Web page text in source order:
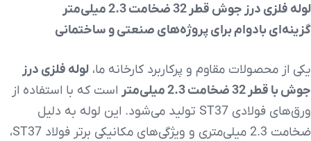
لوله فلزی درز جوش قطر 32 ضخامت 2.3 میلی‌متر
گزینه‌ای بادوام برای پروژه‌های صنعتی و ساختمانی
یکی از محصولات مقاوم و پرکاربرد کارخانه ما، لوله فلزی درز
جوش با قطر 32 ضخامت 2.3 میلی‌متر
است که با استفاده از
ورق‌های فولادی ST37 تولید می‌شود. این لوله به دلیل
ضخامت 2.3 میلی‌متری و ویژگی‌های مکانیکی برتر فولاد ST37،